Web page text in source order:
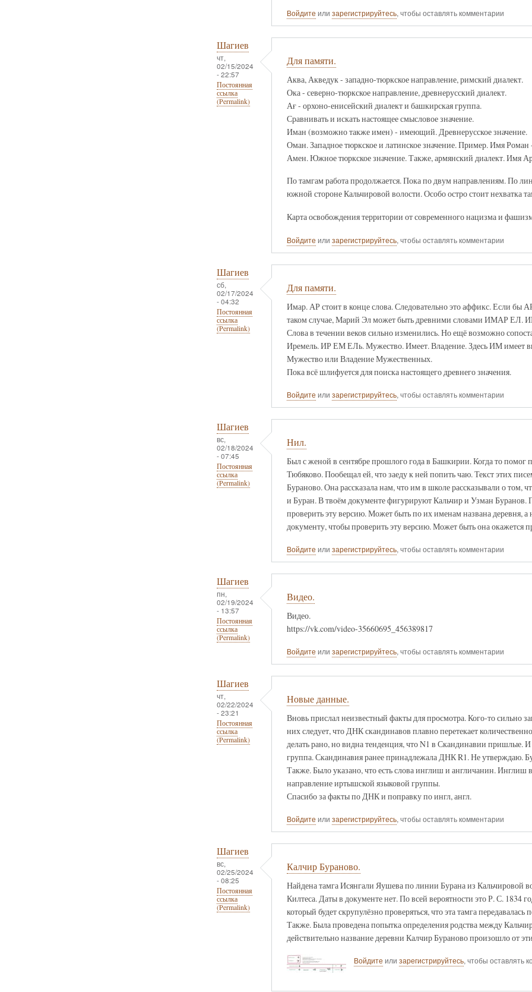
Войдите или зарегистрируйтесь, чтобы оставлять комментарии
Шагиев
чт,
02/15/2024
- 22:57
Постоянная
ссылка
(Permalink)
Для памяти.
Аква, Акведук - западно-тюркское направление, римский диалект.
Ока - северно-тюркское направление, древнерусский диалект.
Ағ - орхоно-енисейский диалект и башкирская группа.
Сравнивать и искать настоящее смысловое значение.
Иман (возможно также имен) - имеющий. Древнерусское значение.
Оман. Западное тюркское и латинское значение. Пример. Имя
Амен. Южное тюркское значение. Также, армянский диалект.
По тамгам работа продолжается. Пока по двум направлениям. По
южной стороне Кальчировой волости. Особо остро стоит нехватка
Карта освобождения территории от современного нацизма и
Войдите или зарегистрируйтесь, чтобы оставлять комментарии
Шагиев
сб,
02/17/2024
- 04:32
Постоянная
ссылка
(Permalink)
Для памяти.
Имар. АР стоит в конце слова. Следовательно это аффикс. Если бы
таком случае, Марий Эл может быть древними словами ИМАР
Слова в течении веков сильно изменились. Но ещё возможно
Иремель. ИР ЕМ ЕЛь. Мужество. Имеет. Владение. Здесь ИМ имеет
Мужество или Владение Мужественных.
Пока всё шлифуется для поиска настоящего древнего значения.
Войдите или зарегистрируйтесь, чтобы оставлять комментарии
Шагиев
вс,
02/18/2024
- 07:45
Постоянная
ссылка
(Permalink)
Нил.
Был с женой в сентябре прошлого года в Башкирии. Когда то
Тюбяково. Пообещал ей, что заеду к ней попить чаю. Текст этих
Бураново. Она рассказала нам, что им в школе рассказывали о том,
и Буран. В твоём документе фигурируют Кальчир и Узман Буранов.
проверить эту версию. Может быть по их именам названа деревня,
документу, чтобы проверить эту версию. Может быть она окажется
Войдите или зарегистрируйтесь, чтобы оставлять комментарии
Шагиев
пн,
02/19/2024
- 13:57
Постоянная
ссылка
(Permalink)
Видео.
Видео.
https://vk.com/video-35660695_456389817
Войдите или зарегистрируйтесь, чтобы оставлять комментарии
Шагиев
чт,
02/22/2024
- 23:21
Постоянная
ссылка
(Permalink)
Новые данные.
Вновь прислал неизвестный факты для просмотра. Кого-то сильно
них следует, что ДНК скандинавов плавно перетекает
делать рано, но видна тенденция, что N1 в Скандинавии пришлые.
группа. Скандинавия ранее принадлежала ДНК R1. Не утверждаю.
Также. Было указано, что есть слова инглиш и англичанин. Инглиш
направление иртышской языковой группы.
Спасибо за факты по ДНК и поправку по ингл, англ.
Войдите или зарегистрируйтесь, чтобы оставлять комментарии
Шагиев
вс,
02/25/2024
- 08:25
Постоянная
ссылка
(Permalink)
Калчир Бураново.
Найдена тамга Исянгали Яушева по линии Бурана из Кальчировой
Килтеса. Даты в документе нет. По всей вероятности это Р. С. 1834
который будет скрупулёзно проверяться, что эта тамга
Также. Была проведена попытка определения родства между
действительно название деревни Калчир Бураново произошло от
Войдите илизарегистрируйтесь, чтобы оставлять